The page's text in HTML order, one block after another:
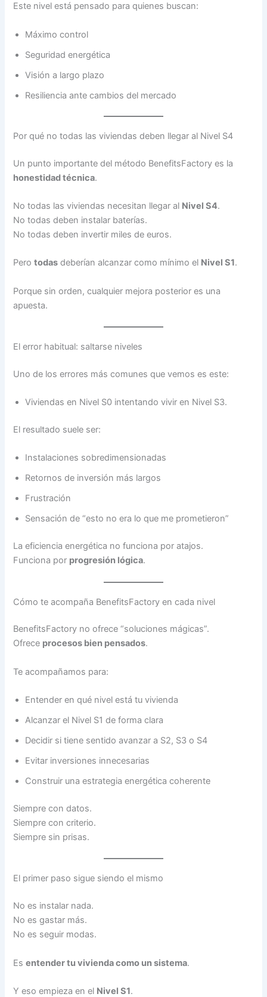
Este nivel está pensado para quienes buscan:
Máximo control
Seguridad energética
Visión a largo plazo
Resiliencia ante cambios del mercado
Por qué no todas las viviendas deben llegar al Nivel S4
Un punto importante del método BenefitsFactory es la
honestidad técnica.
No todas las viviendas necesitan llegar al Nivel S4.
No todas deben instalar baterías.
No todas deben invertir miles de euros.
Perotodas deberían alcanzar como mínimo el Nivel S1.
Porque sin orden, cualquier mejora posterior es una
apuesta.
El error habitual: saltarse niveles
Uno de los errores más comunes que vemos es este:
Viviendas en Nivel S0 intentando vivir en Nivel S3.
El resultado suele ser:
Instalaciones sobredimensionadas
Retornos de inversión más largos
Frustración
Sensación de “esto no era lo que me prometieron”
La eficiencia energética no funciona por atajos.
Funciona por progresión lógica.
Cómo te acompaña BenefitsFactory en cada nivel
BenefitsFactory no ofrece “soluciones mágicas”.
Ofrece procesos bien pensados.
Te acompañamos para:
Entender en qué nivel está tu vivienda
Alcanzar el Nivel S1 de forma clara
Decidir si tiene sentido avanzar a S2, S3 o S4
Evitar inversiones innecesarias
Construir una estrategia energética coherente
Siempre con datos.
Siempre con criterio.
Siempre sin prisas.
El primer paso sigue siendo el mismo
No es instalar nada.
No es gastar más.
No es seguir modas.
Esentender tu vivienda como un sistema.
Y eso empieza en el Nivel S1.